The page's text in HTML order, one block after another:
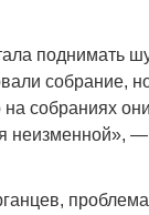
поднимать
собрание,
на собраниях
неизменной»,